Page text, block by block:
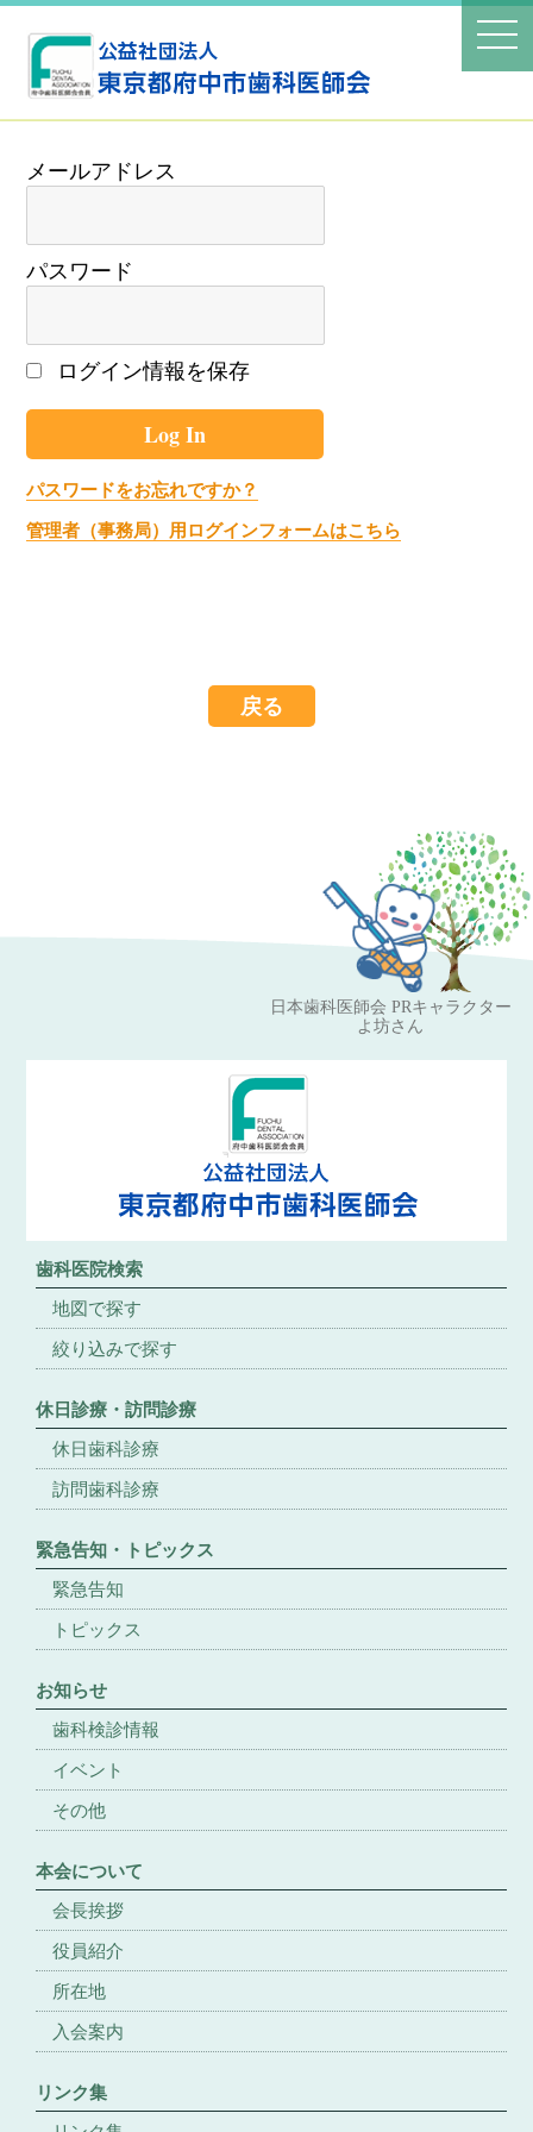
パスワード
ログイン情報を保存
パスワードをお忘れですか？
管理者（事務局）用ログインフォームはこちら
戻る
日本歯科医師会 PRキャラクター
よ坊さん
歯科医院検索
地図で探す
絞り込みで探す
休日診療・訪問診療
休日歯科診療
訪問歯科診療
緊急告知・トピックス
緊急告知
トピックス
お知らせ
歯科検診情報
イベント
その他
本会について
会長挨拶
役員紹介
所在地
入会案内
リンク集